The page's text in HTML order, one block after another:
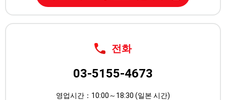
전화
03-5155-4673
영업시간：10:00～18:30 (일본 시간)
문의 가능한 SNS